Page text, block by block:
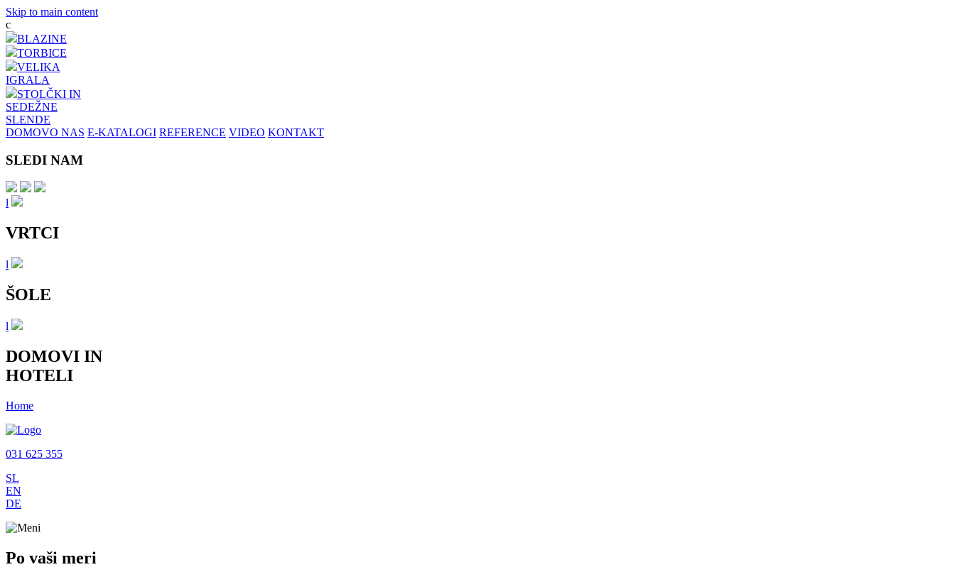
Skip to main content
c
BLAZINE
TORBICE
VELIKA
IGRALA
STOLČKI IN
SEDEŽNE
SLENDE
DOMOVO NAS E-KATALOGI REFERENCE VIDEO KONTAKT
SLEDI NAM
l
VRTCI
l
ŠOLE
l
DOMOVI IN
HOTELI
Home
031 625 355
SL
EN
DE
Po vaši meri